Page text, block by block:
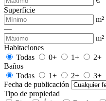
Superficie
m²
—
m²
Habitaciones
Todas
0+ 1+ 2+
Baños
Todas
1+ 2+
3+
Fecha de publicación
Tipo de propiedad